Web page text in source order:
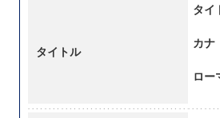
タイトル
タイ
カナ
ロー